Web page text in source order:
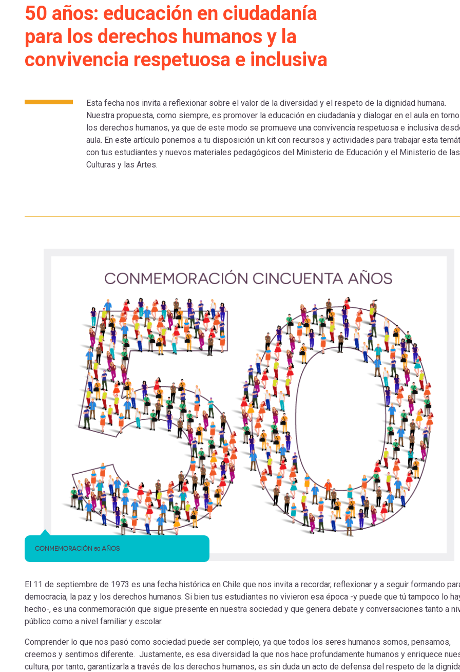
mi
cuenta
de
ayuda
la
navegación
50 años: educación en ciudadanía
para los derechos humanos y la
convivencia respetuosa e inclusiva
Esta fecha nos invita a reflexionar sobre el valor de la diversidad y el respeto de la dignidad humana.
Nuestra propuesta, como siempre, es promover la educación en ciudadanía y dialogar en el aula en
los derechos humanos, ya que de este modo se promueve una convivencia respetuosa e inclusiva
aula. En este artículo ponemos a tu disposición un kit con recursos y actividades para trabajar esta
con tus estudiantes y nuevos materiales pedagógicos del Ministerio de Educación y el Ministerio de las
Culturas y las Artes.
CONMEMORACIÓN 50 AÑOS
El 11 de septiembre de 1973 es una fecha histórica en Chile que nos invita a recordar, reflexionar y a seguir formando
democracia, la paz y los derechos humanos. Si bien tus estudiantes no vivieron esa época -y puede que tú tampoco lo
hecho-, es una conmemoración que sigue presente en nuestra sociedad y que genera debate y conversaciones tanto a
público como a nivel familiar y escolar.
Comprender lo que nos pasó como sociedad puede ser complejo, ya que todos los seres humanos somos, pensamos,
creemos y sentimos diferente. Justamente, es esa diversidad la que nos hace profundamente humanos y enriquece
cultura, por tanto, garantizarla a través de los derechos humanos, es sin duda un acto de defensa del respeto de la